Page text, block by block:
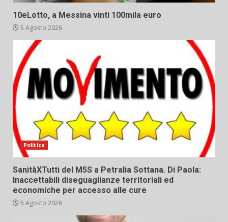
10eLotto, a Messina vinti 100mila euro
5 Agosto 2026
Politica
SanitàXTutti del M5S a Petralia Sottana. Di Paola:
Inaccettabili diseguaglianze territoriali ed
economiche per accesso alle cure
5 Agosto 2026